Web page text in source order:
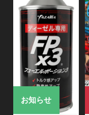
ーティン
グ』に出展
します！
2026/08/08
お知らせ